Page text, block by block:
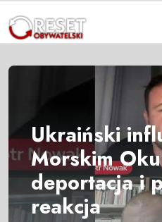
Ukraiński
Morskim
deportacja i
reakcja